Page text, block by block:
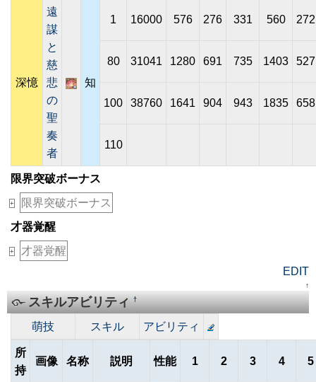
深憶
遠
謀
と
慈
悲
の
聖
奏
者
知
1 16000 576 276 331 560 272
80 31041 1280 691 735 1403 527
100 38760 1641 904 943 1835 658
110
限界突破ボーナス
+
限界突破ボーナス
才器覚醒
+
才器覚醒
EDIT
↑
スキルアビリティ†
萌技 スキル アビリティ
所
持
画像 名称 説明 性能 1 2 3 4 5